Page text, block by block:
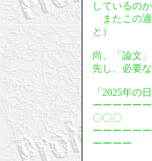
しているの
またこの適
と）
尚、「論文
先し、必要
「2025年の
ーーーーー
〇〇〇
ーーーーー
ーーーー